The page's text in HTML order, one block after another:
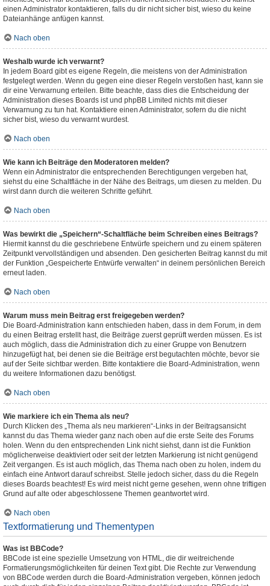
einen Administrator kontaktieren, falls du dir nicht sicher bist, wieso du keine
Dateianhänge anfügen kannst.
Nach oben
Weshalb wurde ich verwarnt?
In jedem Board gibt es eigene Regeln, die meistens von der Administration
festgelegt werden. Wenn du gegen eine dieser Regeln verstoßen hast, kann sie
dir eine Verwarnung erteilen. Bitte beachte, dass dies die Entscheidung der
Administration dieses Boards ist und phpBB Limited nichts mit dieser
Verwarnung zu tun hat. Kontaktiere einen Administrator, sofern du die nicht
sicher bist, wieso du verwarnt wurdest.
Nach oben
Wie kann ich Beiträge den Moderatoren melden?
Wenn ein Administrator die entsprechenden Berechtigungen vergeben hat,
siehst du eine Schaltfläche in der Nähe des Beitrags, um diesen zu melden. Du
wirst dann durch die weiteren Schritte geführt.
Nach oben
Was bewirkt die „Speichern“-Schaltfläche beim Schreiben eines Beitrags?
Hiermit kannst du die geschriebene Entwürfe speichern und zu einem späteren
Zeitpunkt vervollständigen und absenden. Den gesicherten Beitrag kannst du mit
der Funktion „Gespeicherte Entwürfe verwalten“ in deinem persönlichen Bereich
erneut laden.
Nach oben
Warum muss mein Beitrag erst freigegeben werden?
Die Board-Administration kann entschieden haben, dass in dem Forum, in dem
du einen Beitrag erstellt hast, die Beiträge zuerst geprüft werden müssen. Es ist
auch möglich, dass die Administration dich zu einer Gruppe von Benutzern
hinzugefügt hat, bei denen sie die Beiträge erst begutachten möchte, bevor sie
auf der Seite sichtbar werden. Bitte kontaktiere die Board-Administration, wenn
du weitere Informationen dazu benötigst.
Nach oben
Wie markiere ich ein Thema als neu?
Durch Klicken des „Thema als neu markieren“-Links in der Beitragsansicht
kannst du das Thema wieder ganz nach oben auf die erste Seite des Forums
holen. Wenn du den entsprechenden Link nicht siehst, dann ist die Funktion
möglicherweise deaktiviert oder seit der letzten Markierung ist nicht genügend
Zeit vergangen. Es ist auch möglich, das Thema nach oben zu holen, indem du
einfach eine Antwort darauf schreibst. Stelle jedoch sicher, dass du die Regeln
dieses Boards beachtest! Es wird meist nicht gerne gesehen, wenn ohne triftigen
Grund auf alte oder abgeschlossene Themen geantwortet wird.
Nach oben
Textformatierung und Thementypen
Was ist BBCode?
BBCode ist eine spezielle Umsetzung von HTML, die dir weitreichende
Formatierungsmöglichkeiten für deinen Text gibt. Die Rechte zur Verwendung
von BBCode werden durch die Board-Administration vergeben, können jedoch